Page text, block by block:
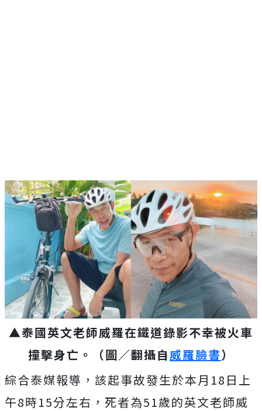
▲泰國英文老師威羅在鐵道錄影不幸被火車
撞擊身亡。（圖／翻攝自 威羅臉書）
綜合泰媒報導，該起事故發生於本月18日上
午8時15分左右，死者為51歲的英文老師威